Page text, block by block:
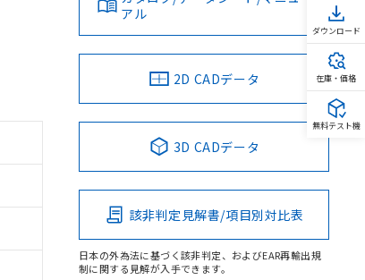
アル
2D CADデータ
3D CADデータ
該非判定見解書/項目別対比表
日本の外為法に基づく該非判定、およびEAR再輸出規
制に関する見解が入手できます。
ダウンロード
在庫・価格
無料テスト機